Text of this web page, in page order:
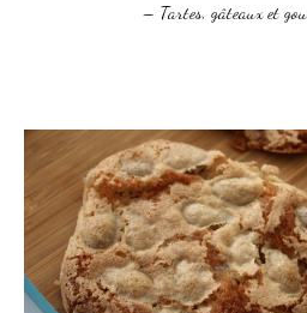
– Tartes, gâteaux et